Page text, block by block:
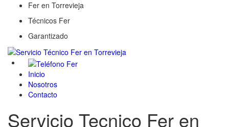
Fer en Torrevieja
Técnicos Fer
Garantizado
Inicio
Nosotros
Contacto
Servicio Tecnico Fer en